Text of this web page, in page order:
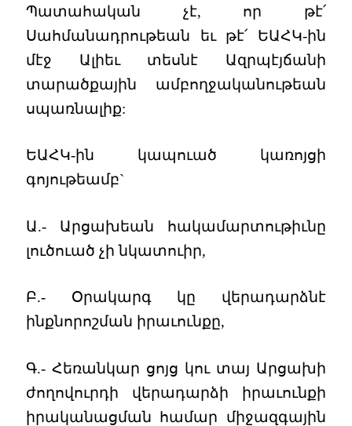
Պատահական չէ, որ թէ՛
Սահմանադրութեան եւ թէ՛ ԵԱՀԿ-ին
մէջ Ալիեւ տեսնէ Ազրպէյճանի
տարածքային ամբողջականութեան
սպառնալիք:
ԵԱՀԿ-ին կապուած կառոյցի
գոյութեամբ`
Ա.- Արցախեան հակամարտութիւնը
լուծուած չի նկատուիր,
Բ.- Օրակարգ կը վերադարձնէ
ինքնորոշման իրաւունքը,
Գ.- Հեռանկար ցոյց կու տայ Արցախի
ժողովուրդի վերադարձի իրաւունքի
իրականացման համար միջազգային